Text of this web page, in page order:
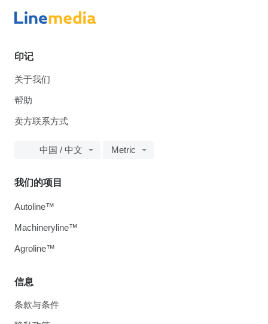
印记
关于我们
帮助
卖方联系方式
中国 / 中文 Metric
信息
条款与条件
我们的项目
Autoline™
Machineryline™
Agroline™